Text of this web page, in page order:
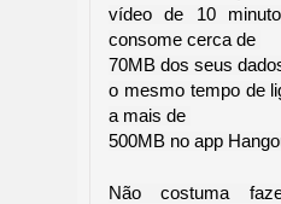
vídeo de 10
consome cerca de
70MB dos seus
o mesmo tempo de
a mais de
500MB no app
Não costuma